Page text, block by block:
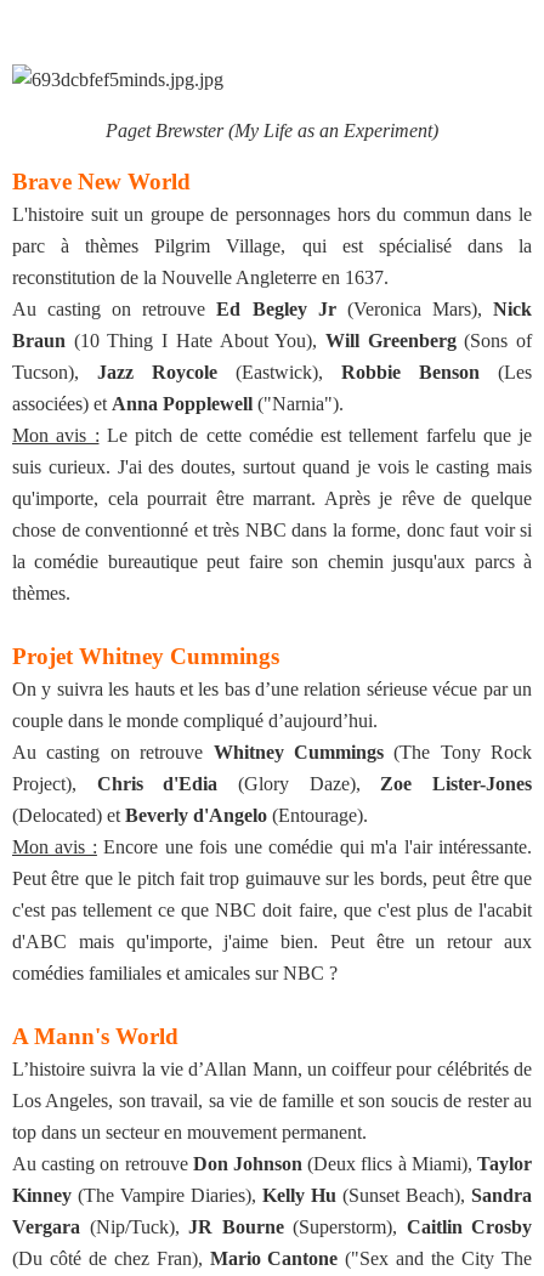
Paget Brewster (My Life as an Experiment)
Brave New World
L'histoire suit un groupe de personnages hors du commun dans le
parc à thèmes Pilgrim Village, qui est spécialisé dans la
reconstitution de la Nouvelle Angleterre en 1637.
Au casting on retrouveEd Begley Jr(Veronica Mars),Nick
Braun (10 Thing I Hate About You), Will Greenberg(Sons of
Tucson), Jazz Roycole (Eastwick), Robbie Benson (Les
associées) et Anna Popplewell ("Narnia").
Mon avis : Le pitch de cette comédie est tellement farfelu que je
suis curieux. J'ai des doutes, surtout quand je vois le casting mais
qu'importe, cela pourrait être marrant. Après je rêve de quelque
chose de conventionné et très NBC dans la forme, donc faut voir si
la comédie bureautique peut faire son chemin jusqu'aux parcs à
thèmes.
Projet Whitney Cummings
On y suivra les hauts et les bas d’une relation sérieuse vécue par un
couple dans le monde compliqué d’aujourd’hui.
Au casting on retrouve Whitney Cummings(The Tony Rock
Project), Chris d'Edia (Glory Daze), Zoe Lister-Jones
(Delocated) et Beverly d'Angelo (Entourage).
Mon avis : Encore une fois une comédie qui m'a l'air intéressante.
Peut être que le pitch fait trop guimauve sur les bords, peut être que
c'est pas tellement ce que NBC doit faire, que c'est plus de l'acabit
d'ABC mais qu'importe, j'aime bien. Peut être un retour aux
comédies familiales et amicales sur NBC ?
A Mann's World
L’histoire suivra la vie d’Allan Mann, un coiffeur pour célébrités de
Los Angeles, son travail, sa vie de famille et son soucis de rester au
top dans un secteur en mouvement permanent.
Au casting on retrouve Don Johnson (Deux flics à Miami),Taylor
Kinney (The Vampire Diaries), Kelly Hu (Sunset Beach), Sandra
Vergara (Nip/Tuck), JR Bourne(Superstorm), Caitlin Crosby
(Du côté de chez Fran), Mario Cantone ("Sex and the City The